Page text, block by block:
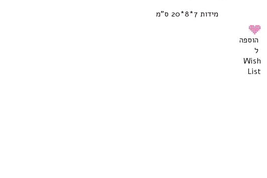
מידות 7*8*20 ס”מ
הוספה
ל
Wish
List